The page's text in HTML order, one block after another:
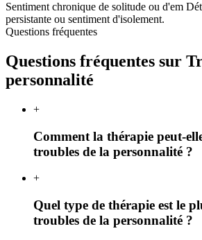
Sentiment chronique de solitude ou d'em
persistante ou sentiment d'isolement.
Questions fréquentes
Questions fréquentes sur
personnalité
+
Comment la thérapie peut-
troubles de la personnalité ?
+
Quel type de thérapie est le
troubles de la personnalité ?